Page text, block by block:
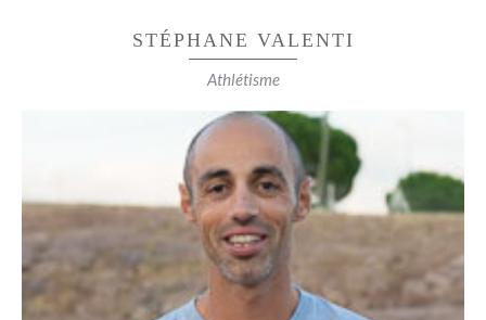
STÉPHANE VALENTI
Athlétisme
EQUIPE DE FRANCE JUNIOR 1500
29:58 aux 10km en masters !!!
Vice champion de France espoir 10kms route et
10000m piste
En duathlon
Champion de France (3x 2ème)